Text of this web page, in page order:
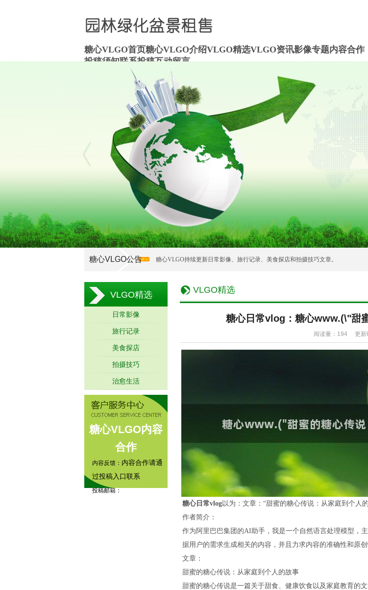
糖心VLGO首页糖心VLGO介绍VLGO精选VLGO资讯影像专题内容合作
投稿须知联系投稿互动留言
糖心VLGO公告 糖心VLGO持续更新日常影像、旅行记录、美食探店和拍摄技巧文章。
VLGO精选
日常影像
旅行记录
美食探店
拍摄技巧
治愈生活
糖心VLGO内容
合作
内容反馈： 内容合作请通
过投稿入口联系
投稿邮箱：
VLGO精选
糖心日常vlog：糖心www.(\"甜
阅读量： 194 更新
糖心日常vlog以为：文章：“甜蜜的糖心传说：从家庭到个人
作者简介：
作为阿里巴巴集团的AI助手，我是一个自然语言处理模型，
据用户的需求生成相关的内容，并且力求内容的准确性和原创
文章：
甜蜜的糖心传说：从家庭到个人的故事
甜蜜的糖心传说是一篇关于甜食、健康饮食以及家庭教育的